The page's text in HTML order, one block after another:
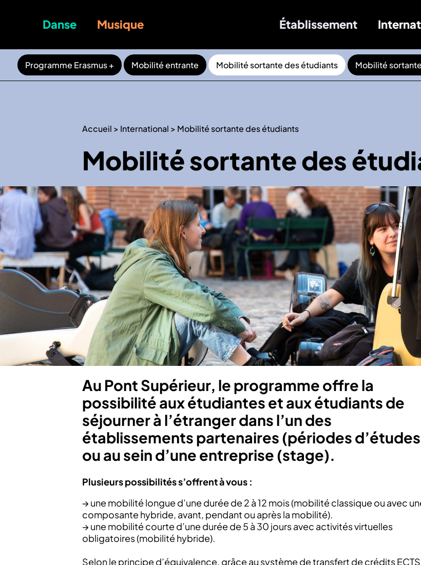
Danse Musique Établissement
Programme Erasmus + Mobilité entrante Mobilité sortante des étudiants Mobilité
Accueil > International > Mobilité sortante des étudiants
Mobilité sortante des
Au Pont Supérieur, le programme offre la
possibilité aux étudiantes et aux étudiants de
séjourner à l’étranger dans l’un des
établissements partenaires (périodes
ou au sein d’une entreprise (stage).
Plusieurs possibilités s’offrent à vous :
→ une mobilité longue d’une durée de 2 à 12 mois (mobilité classique ou avec
composante hybride, avant, pendant ou après la mobilité).
→ une mobilité courte d’une durée de 5 à 30 jours avec activités virtuelles
obligatoires (mobilité hybride).
Selon le principe d’équivalence, grâce au système de transfert de crédits ECTS